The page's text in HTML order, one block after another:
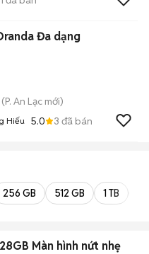
Đa dạng
(P. An Lạc mới)
Hiếu 5.0 3 đã bán
256 GB 512 GB 1 TB
Màn hình nứt nhẹ